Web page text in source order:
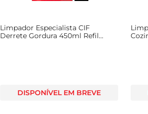
Limpador Especialista CIF
Derrete Gordura 450ml Refil
DISPONÍVEL EM BREVE